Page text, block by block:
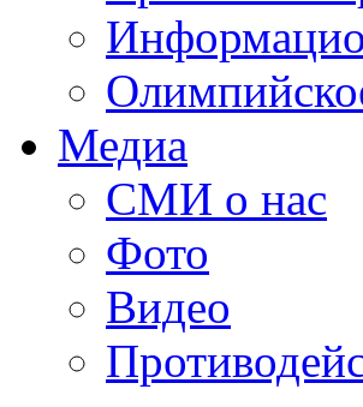
Медиа
СМИ о нас
Фото
Видео